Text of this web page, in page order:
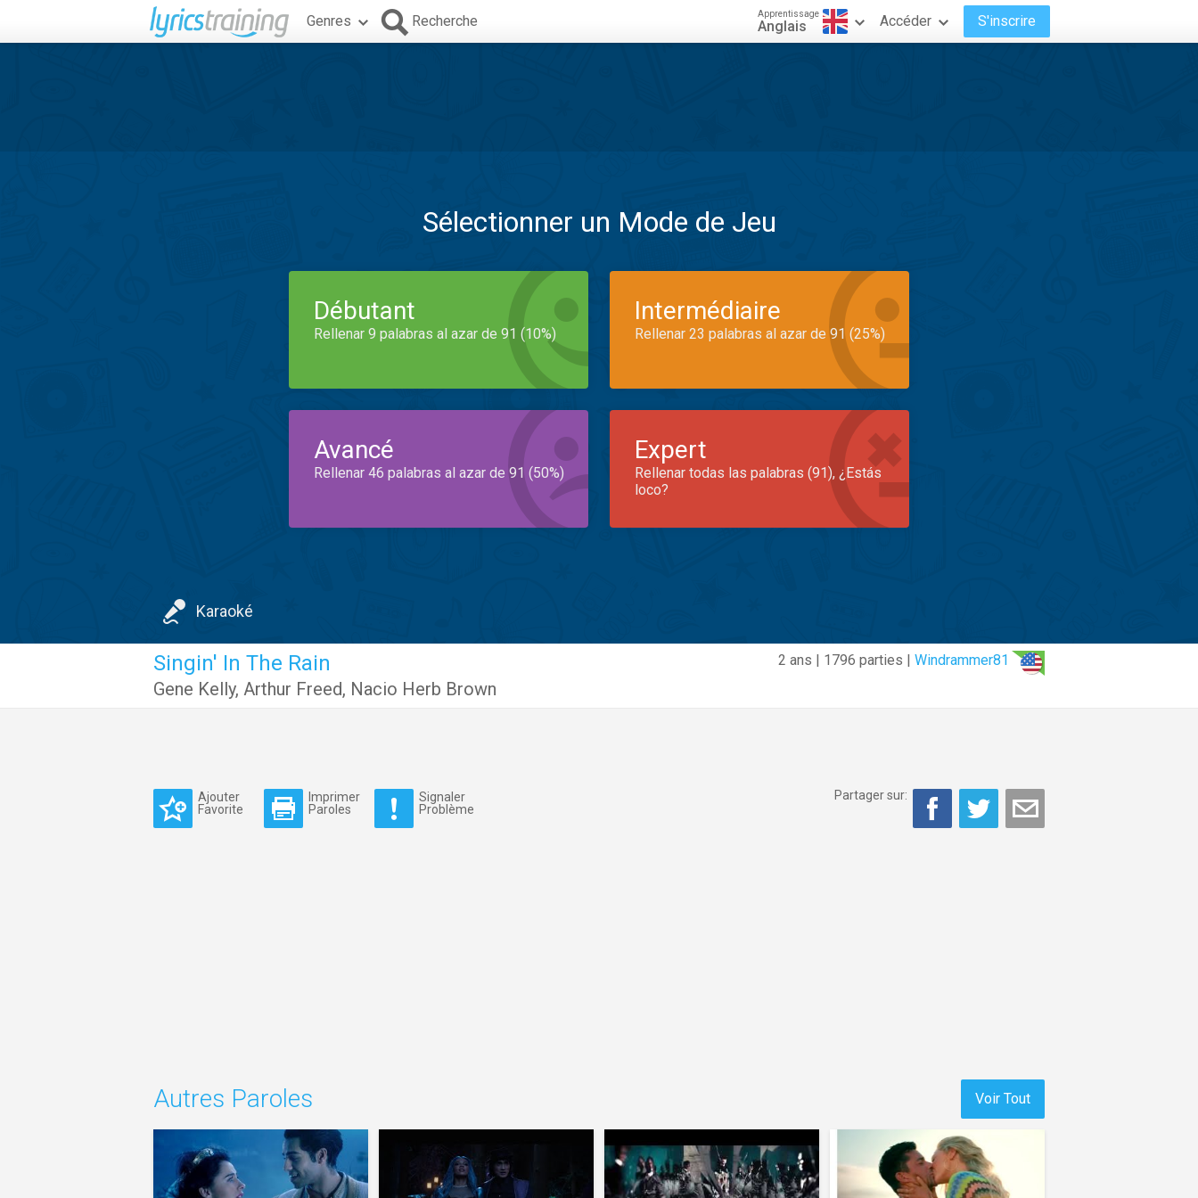
Genres Recherche Apprentissage
Anglais Accéder S'inscrire
Sélectionner un Mode de Jeu
Débutant
Rellenar 9 palabras al azar de 91 (10%)
Intermédiaire
Rellenar 23 palabras al azar de 91 (25%)
Avancé
Rellenar 46 palabras al azar de 91 (50%)
Expert
Rellenar todas las palabras (91), ¿Estás
loco?
Karaoké
2 ans | 1796 parties | Windrammer81
Singin' In The Rain
Gene Kelly, Arthur Freed, Nacio Herb Brown
Ajouter
Favorite
Imprimer
Paroles
Signaler
Problème
Partager sur:
Voir Tout
Autres Paroles